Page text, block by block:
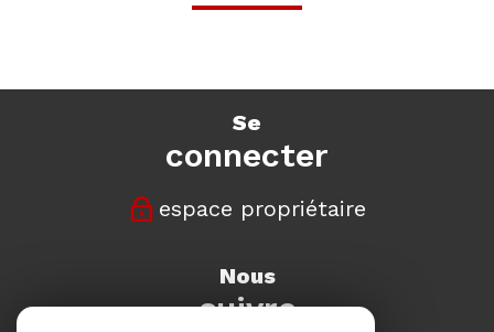
se
connecter
espace propriétaire
nous
suivre